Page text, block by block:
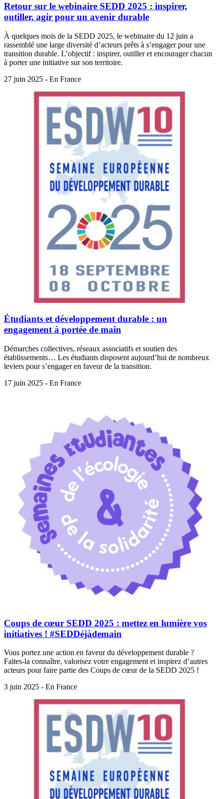
Retour sur le webinaire SEDD 2025 : inspirer,
outiller, agir pour un avenir durable
À quelques mois de la SEDD 2025, le webinaire du 12 juin a
rassemblé une large diversité d’acteurs prêts à s’engager pour une
transition durable. L’objectif : inspirer, outiller et encourager chacun
à porter une initiative sur son territoire.
27 juin 2025 - En France
Étudiants et développement durable : un
engagement à portée de main
Démarches collectives, réseaux associatifs et soutien des
établissements… Les étudiants disposent aujourd’hui de nombreux
leviers pour s’engager en faveur de la transition.
17 juin 2025 - En France
Coups de cœur SEDD 2025 : mettez en lumière vos
initiatives ! #SEDDéjàdemain
Vous portez une action en faveur du développement durable ?
Faites-la connaître, valorisez votre engagement et inspirez d’autres
acteurs pour faire partie des Coups de cœur de la SEDD 2025 !
3 juin 2025 - En France